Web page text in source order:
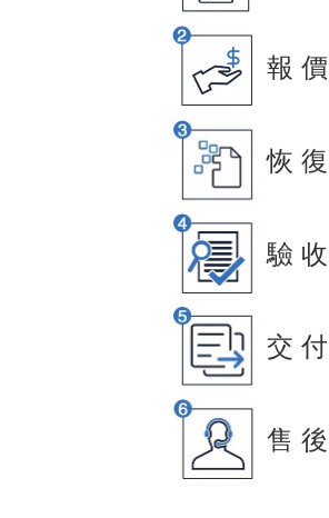
報 價
恢 復
驗 收
交 付
售 後